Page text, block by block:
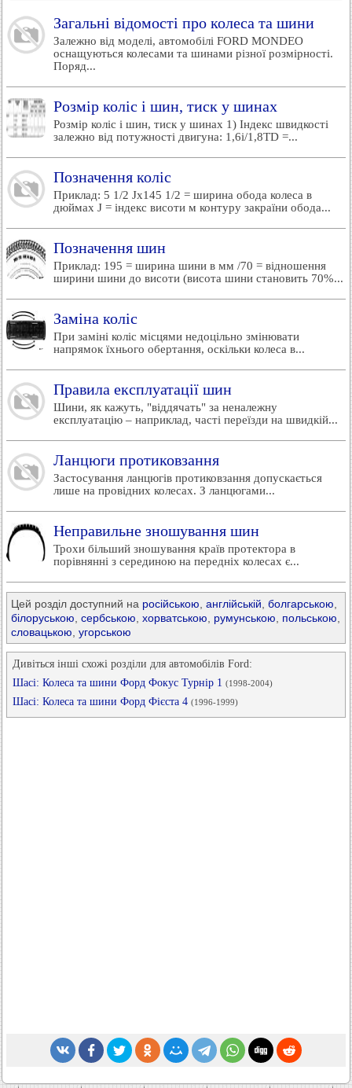
Загальні відомості про колеса та шини
Залежно від моделі, автомобілі FORD MONDEO
оснащуються колесами та шинами різної розмірності.
Поряд...
Розмір коліс і шин, тиск у шинах
Розмір коліс і шин, тиск у шинах 1) Індекс швидкості
залежно від потужності двигуна: 1,6i/1,8TD =...
Позначення коліс
Приклад: 5 1/2 Jx145 1/2 = ширина обода колеса в
дюймах J = індекс висоти м контуру закраїни обода...
Позначення шин
Приклад: 195 = ширина шини в мм /70 = відношення
ширини шини до висоти (висота шини становить 70%...
Заміна коліс
При заміні коліс місцями недоцільно змінювати
напрямок їхнього обертання, оскільки колеса в...
Правила експлуатації шин
Шини, як кажуть, "віддячать" за неналежну
експлуатацію – наприклад, часті переїзди на швидкій...
Ланцюги протиковзання
Застосування ланцюгів протиковзання допускається
лише на провідних колесах. З ланцюгами...
Неправильне зношування шин
Трохи більший зношування країв протектора в
порівнянні з серединою на передніх колесах є...
Цей розділ доступний на російською англійській болгарською
білоруською сербською хорватською румунською польською
словацькою угорською
Дивіться інші схожі розділи для автомобілів Ford:
Шасі: Колеса та шини Форд Фокус Турнір 1 (1998-2004)
Шасі: Колеса та шини Форд Фієста 4 (1996-1999)